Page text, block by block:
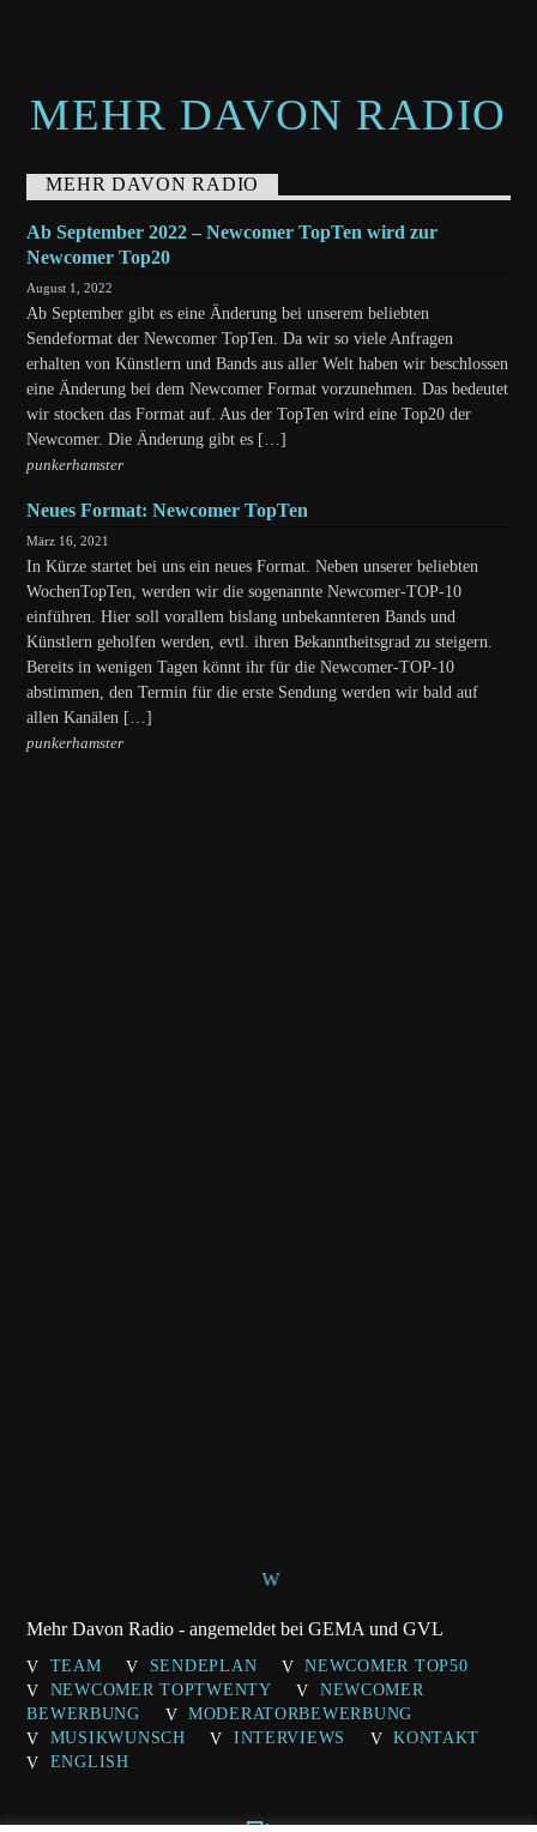
MEHR DAVON RADIO
MEHR DAVON RADIO
Ab September 2022 – Newcomer TopTen wird zur
Newcomer Top20
August 1, 2022
Ab September gibt es eine Änderung bei unserem beliebten
Sendeformat der Newcomer TopTen. Da wir so viele Anfragen
erhalten von Künstlern und Bands aus aller Welt haben wir beschlossen
eine Änderung bei dem Newcomer Format vorzunehmen. Das bedeutet
wir stocken das Format auf. Aus der TopTen wird eine Top20 der
Newcomer. Die Änderung gibt es […]
punkerhamster
Neues Format: Newcomer TopTen
März 16, 2021
In Kürze startet bei uns ein neues Format. Neben unserer beliebten
WochenTopTen, werden wir die sogenannte Newcomer-TOP-10
einführen. Hier soll vorallem bislang unbekannteren Bands und
Künstlern geholfen werden, evtl. ihren Bekanntheitsgrad zu steigern.
Bereits in wenigen Tagen könnt ihr für die Newcomer-TOP-10
abstimmen, den Termin für die erste Sendung werden wir bald auf
allen Kanälen […]
punkerhamster
Mehr Davon Radio - angemeldet bei GEMA und GVL
TEAM SENDEPLAN
NEWCOMER TOP50
NEWCOMER TOPTWENTY
NEWCOMER
BEWERBUNG
MODERATORBEWERBUNG
MUSIKWUNSCH
INTERVIEWS
KONTAKT
ENGLISH